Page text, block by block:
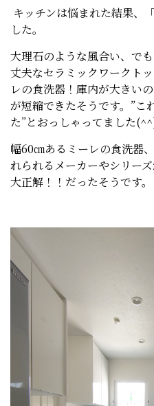
キッチンは悩まれた結果、
した。
大理石のような風合い、で
丈夫なセラミックワークト
レの食洗器！庫内が大きい
が短縮できたそうです。”こ
た”とおっしゃってました
幅60㎝あるミーレの食洗器
れられるメーカーやシリー
大正解！！だったそうです。